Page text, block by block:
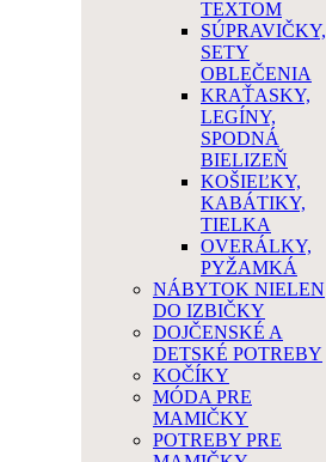
TEXTOM
SÚPRAVIČKY,
SETY
OBLEČENIA
KRAŤASKY,
LEGÍNY,
SPODNÁ
BIELIZEŇ
KOŠIEĽKY,
KABÁTIKY,
TIELKA
OVERÁLKY,
PYŽAMKÁ
NÁBYTOK NIELEN
DO IZBIČKY
DOJČENSKÉ A
DETSKÉ POTREBY
KOČÍKY
MÓDA PRE
MAMIČKY
POTREBY PRE